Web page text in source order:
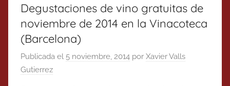
Degustaciones de vino gratuitas de
noviembre de 2014 en la Vinacoteca
(Barcelona)
Publicada el 5 noviembre, 2014 por Xavier Valls
Gutierrez